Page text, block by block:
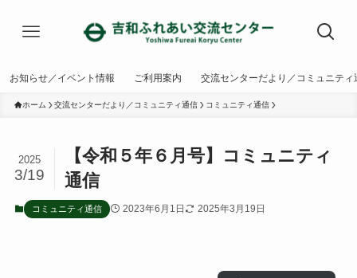
お知らせ／イベント情報 ご利用案内 交流センターだより／コミュニティ
ホーム 交流センターだより／コミュニティ通信 コミュニティ通信
【令和５年６月号】コミュニティ
通信
2025
3/19
コミュニティ通信 2023年6月1日 2025年3月19日